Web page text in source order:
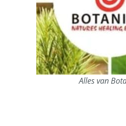
Alles van